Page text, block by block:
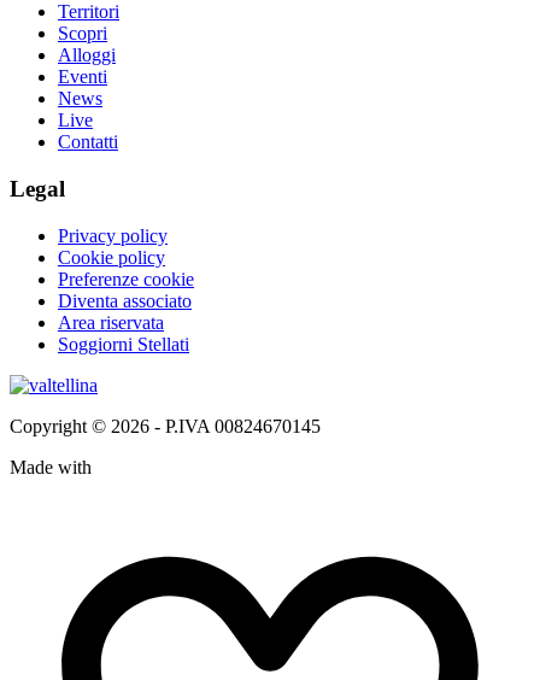
Territori
Scopri
Alloggi
Eventi
News
Live
Contatti
Legal
Privacy policy
Cookie policy
Preferenze cookie
Diventa associato
Area riservata
Soggiorni Stellati
Copyright © 2026 - P.IVA 00824670145
Made with